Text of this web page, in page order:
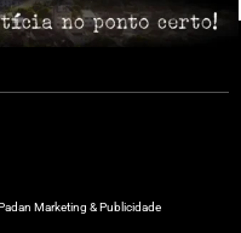
Marketing & Publicidade